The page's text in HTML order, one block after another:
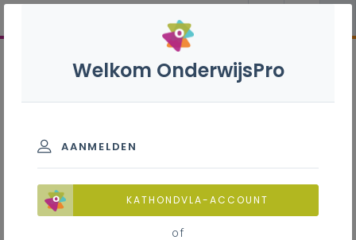
Welkom OnderwijsPro
AANMELDEN
KATHONDVLA-ACCOUNT
of